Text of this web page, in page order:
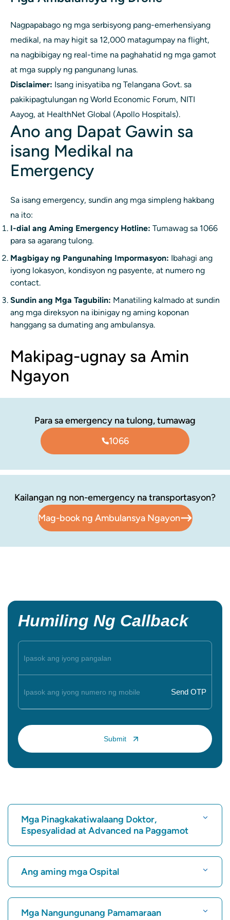
Nagpapabago ng mga serbisyong pang-emerhensiyang
medikal, na may higit sa 12,000 matagumpay na flight,
na nagbibigay ng real-time na paghahatid ng mga gamot
at mga supply ng pangunang lunas.
Disclaimer: Isang inisyatiba ng Telangana Govt. sa
pakikipagtulungan ng World Economic Forum, NITI
Aayog, at HealthNet Global (Apollo Hospitals).
Ano ang Dapat Gawin sa
isang Medikal na
Emergency
Sa isang emergency, sundin ang mga simpleng hakbang
na ito:
I-dial ang Aming Emergency Hotline: Tumawag sa 1066
para sa agarang tulong.
Magbigay ng Pangunahing Impormasyon: Ibahagi ang
iyong lokasyon, kondisyon ng pasyente, at numero ng
contact.
Sundin ang Mga Tagubilin: Manatiling kalmado at sundin
ang mga direksyon na ibinigay ng aming koponan
hanggang sa dumating ang ambulansya.
Makipag-ugnay sa Amin
Ngayon
Para sa emergency na tulong, tumawag
1066
Kailangan ng non-emergency na transportasyon?
Mag-book ng Ambulansya Ngayon
Humiling Ng Callback
Mga Pinagkakatiwalaang Doktor,
Espesyalidad at Advanced na Paggamot
Maghanap ng Ospital
Maghanap ng Cardiologist
Ang aming mga Ospital
Mga Nangungunang Pamamaraan